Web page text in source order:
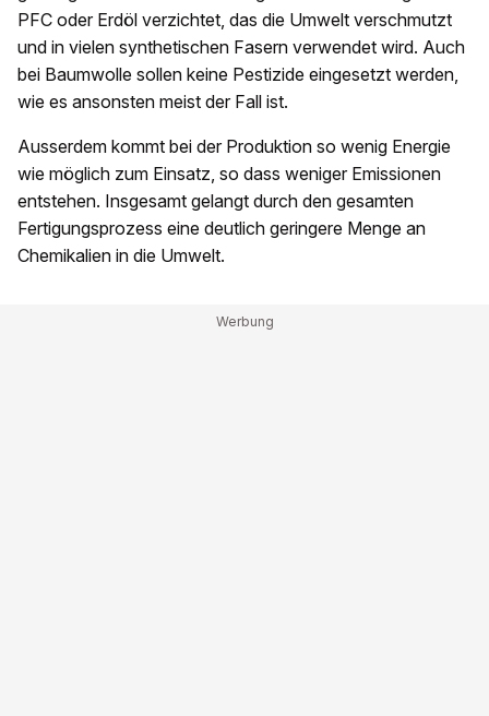
PFC oder Erdöl verzichtet, das die Umwelt verschmutzt
und in vielen synthetischen Fasern verwendet wird. Auch
bei Baumwolle sollen keine Pestizide eingesetzt werden,
wie es ansonsten meist der Fall ist.
Ausserdem kommt bei der Produktion so wenig Energie
wie möglich zum Einsatz, so dass weniger Emissionen
entstehen. Insgesamt gelangt durch den gesamten
Fertigungsprozess eine deutlich geringere Menge an
Chemikalien in die Umwelt.